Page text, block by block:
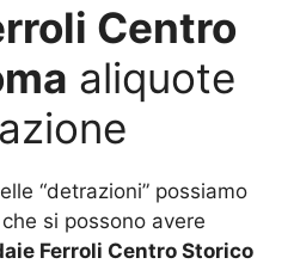
Centro
aliquote
“detrazioni” possiamo
si possono avere
Ferroli Centro Storico